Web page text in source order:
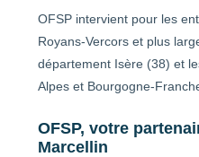
OFSP intervient pour les
Royans-Vercors et plus
département Isère (38) et
Alpes et Bourgogne-
OFSP, votre
Marcellin